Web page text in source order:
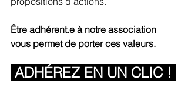
Être adhérent.e à notre association
vous permet de porter ces valeurs.
ADHÉREZ EN UN CLIC !